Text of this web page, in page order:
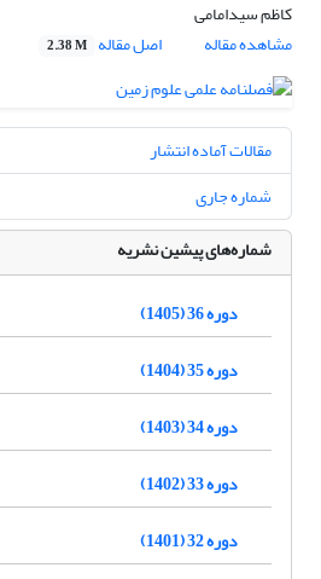
کاظم سیدامامی
مشاهده مقاله
اصل مقاله 2.38 M
مقالات آماده انتشار
شماره جاری
شماره‌های پیشین نشریه
دوره 36 (1405)
دوره 35 (1404)
دوره 34 (1403)
دوره 33 (1402)
دوره 32 (1401)